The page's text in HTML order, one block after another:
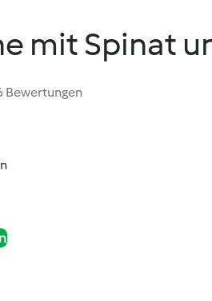
mit Spinat
Bewertungen